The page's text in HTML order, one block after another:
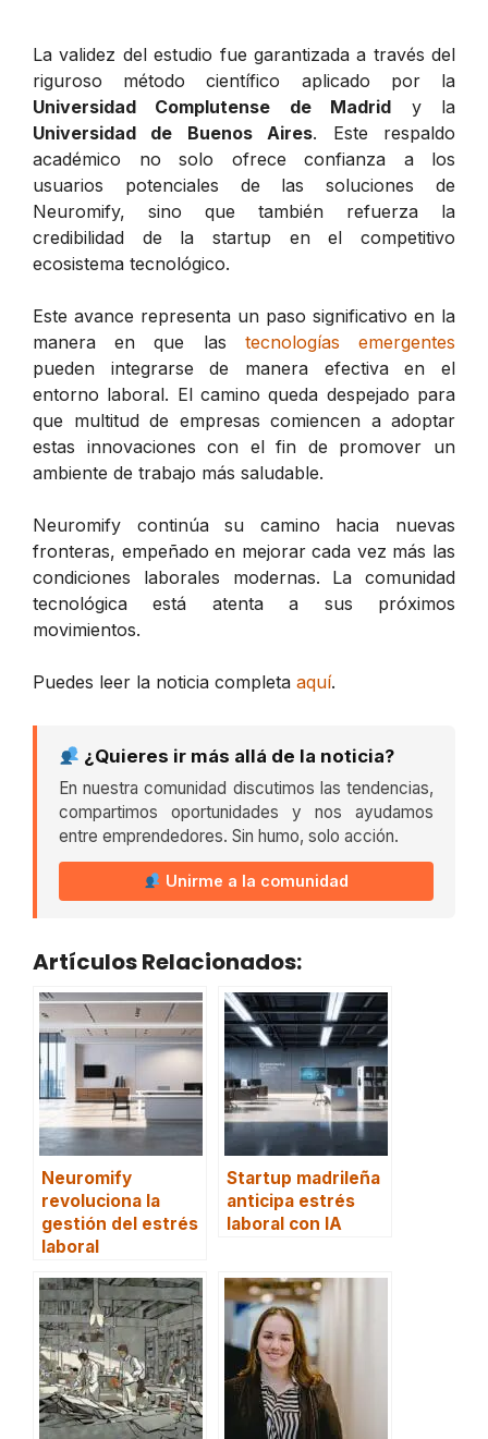
La validez del estudio fue garantizada a través del
riguroso método científico aplicado por la
Universidad Complutense de Madrid y la
Universidad de Buenos Aires. Este respaldo
académico no solo ofrece confianza a los
usuarios potenciales de las soluciones de
Neuromify, sino que también refuerza la
credibilidad de la startup en el competitivo
ecosistema tecnológico.
Este avance representa un paso significativo en la
manera en que las tecnologías emergentes
pueden integrarse de manera efectiva en el
entorno laboral. El camino queda despejado para
que multitud de empresas comiencen a adoptar
estas innovaciones con el fin de promover un
ambiente de trabajo más saludable.
Neuromify continúa su camino hacia nuevas
fronteras, empeñado en mejorar cada vez más las
condiciones laborales modernas. La comunidad
tecnológica está atenta a sus próximos
movimientos.
Puedes leer la noticia completa aquí.
¿Quieres ir más allá de la noticia?
En nuestra comunidad discutimos las tendencias,
compartimos oportunidades y nos ayudamos
entre emprendedores. Sin humo, solo acción.
Unirme a la comunidad
Artículos Relacionados:
Neuromify
revoluciona la
gestión del estrés
laboral
Startup madrileña
anticipa estrés
laboral con IA